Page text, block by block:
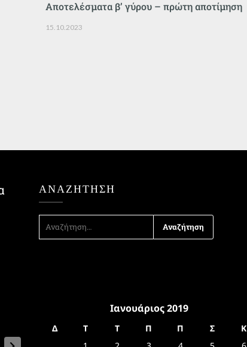
Αποτελέσματα β’ γύρου – πρώτη αποτίμηση
15.10.2023
ΑΝΑΖΉΤΗΣΗ
ΑΝΑΖΉΤΗΣΗ
ΓΙΑ:
Ιανουάριος 2019
Δ Τ Τ Π Π Σ
Κ